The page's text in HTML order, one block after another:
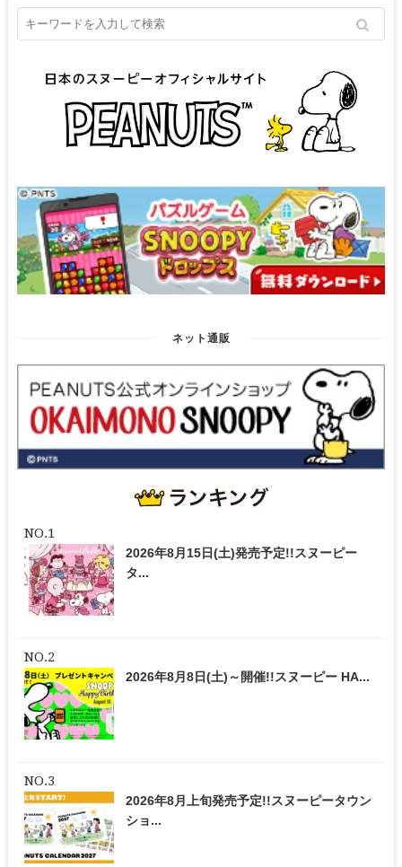
ネット通販
2026年8月15日(土)発売予定!!スヌーピー
タ...
2026年8月8日(土)～開催!!スヌーピー HA...
2026年8月上旬発売予定!!スヌーピータウン
ショ...